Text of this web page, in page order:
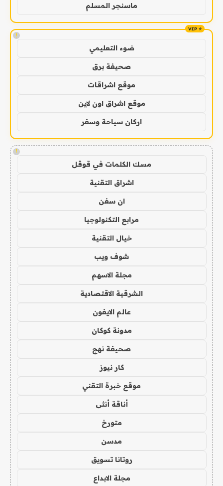
ماسنجر المسلم
!
ضوء التعليمي
صحيفة برق
موقع اشراقات
موقع اشراق اون لاين
اركان سياحة وسفر
!
مسك الكلمات في قوقل
اشراق التقنية
ان سفن
مرابع التكنولوجيا
خيال التقنية
شوف ويب
مجلة الاسهم
الشرقية الاقتصادية
عالم الايفون
مدونة كوكان
صحيفة نهج
كار نيوز
موقع خبرة التقني
أناقة أنثى
متورخ
مدسن
روتانا تسويق
مجلة الابداع